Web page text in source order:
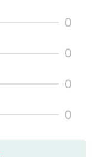
0
0
0
0